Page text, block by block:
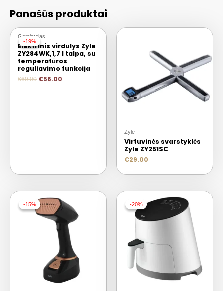
Panašūs produktai
-19%
-19%
Gamintojas
Elektrinis virdulys Zyle
ZY284WK,1,7 l talpa, su
temperatūros
reguliavimo funkcija
€69.00 €56.00
Zyle
Virtuvinės svarstyklės
Zyle ZY251SC
€29.00
-15%
-15% -20%
-20%